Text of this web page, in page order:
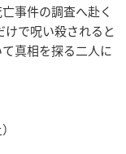
事件の調査へ赴く
で呪い殺されると
真相を探る二人に